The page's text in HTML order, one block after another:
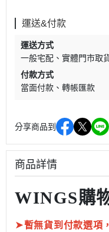
運送&付款
運送方式
一般宅配
實體門市取
付款方式
當面付款
轉帳匯款
分享商品到
商品詳情
WINGS購
➤暫無貨到付款選項